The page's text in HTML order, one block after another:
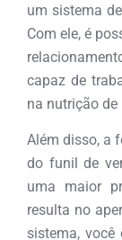
um sistema
Com ele, é
capaz de
na nutrição de
Além disso, a
do funil de
uma maior
resulta no
sistema, você